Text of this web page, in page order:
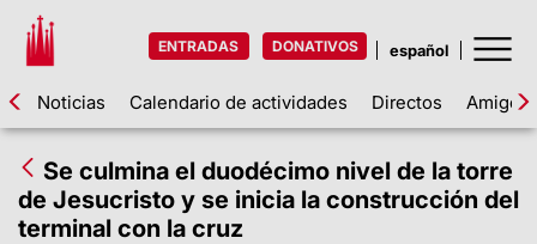
ENTRADAS DONATIVOS
Noticias Calendario de actividades Directos Amigos
Se culmina el duodécimo nivel de la torre
de Jesucristo y se inicia la construcción del
terminal con la cruz